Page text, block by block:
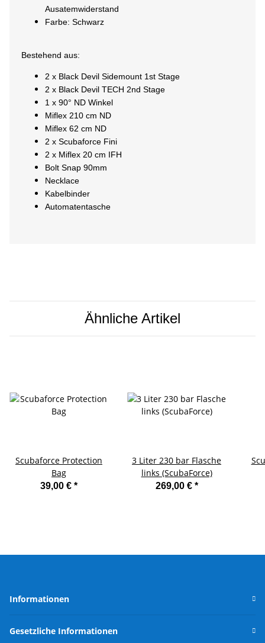
Ausatemwiderstand
Farbe: Schwarz
Bestehend aus:
2 x Black Devil Sidemount 1st Stage
2 x Black Devil TECH 2nd Stage
1 x 90° ND Winkel
Miflex 210 cm ND
Miflex 62 cm ND
2 x Scubaforce Fini
2 x Miflex 20 cm IFH
Bolt Snap 90mm
Necklace
Kabelbinder
Automatentasche
Ähnliche Artikel
Scubaforce Protection
Bag
39,00 € *
3 Liter 230 bar Flasche
links (ScubaForce)
269,00 € *
Informationen
Gesetzliche Informationen